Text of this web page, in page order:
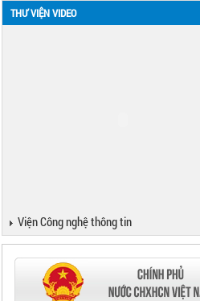
THƯ VIỆN VIDEO
Viện Công nghệ thông tin